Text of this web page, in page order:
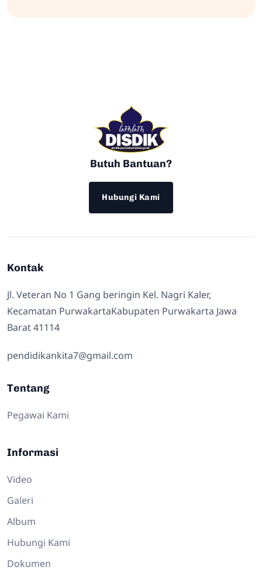
Butuh Bantuan?
Hubungi Kami
Kontak
Jl. Veteran No 1 Gang beringin Kel. Nagri Kaler,
Kecamatan PurwakartaKabupaten Purwakarta Jawa
Barat 41114
pendidikankita7@gmail.com
Tentang
Pegawai Kami
Informasi
Video
Galeri
Album
Hubungi Kami
Dokumen